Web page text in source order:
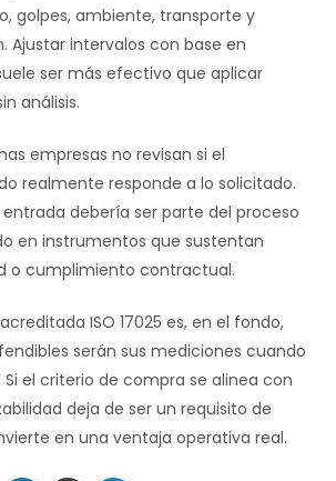
golpes, ambiente, transporte y
Ajustar intervalos con base en
ser más efectivo que aplicar
análisis.
empresas no revisan si el
realmente responde a lo solicitado.
entrada debería ser parte del proceso
en instrumentos que sustentan
o cumplimiento contractual.
ISO 17025 es, en el fondo,
serán sus mediciones cuando
el criterio de compra se alinea con
deja de ser un requisito de
en una ventaja operativa real.